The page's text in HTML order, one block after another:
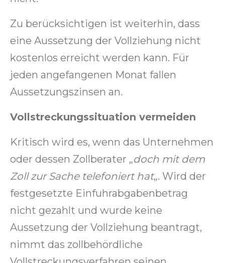
Zu berücksichtigen ist weiterhin, dass
eine Aussetzung der Vollziehung nicht
kostenlos erreicht werden kann. Für
jeden angefangenen Monat fallen
Aussetzungszinsen an.
Vollstreckungssituation vermeiden
Kritisch wird es, wenn das Unternehmen
oder dessen Zollberater „doch mit dem
Zoll zur Sache telefoniert hat„. Wird der
festgesetzte Einfuhrabgabenbetrag
nicht gezahlt und wurde keine
Aussetzung der Vollziehung beantragt,
nimmt das zollbehördliche